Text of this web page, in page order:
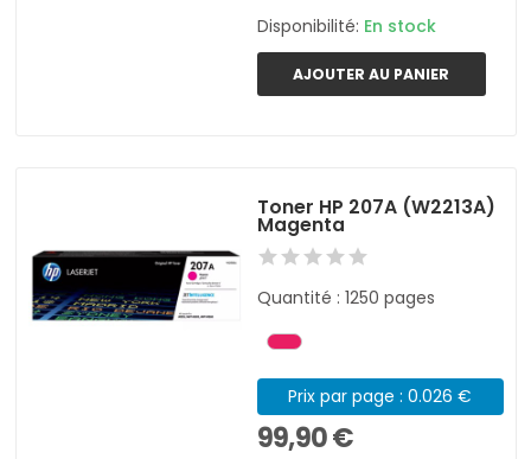
Disponibilité: En stock
AJOUTER AU PANIER
Toner HP 207A (W2213A)
Magenta
Quantité : 1250 pages
Prix par page : 0.026 €
99,90 €